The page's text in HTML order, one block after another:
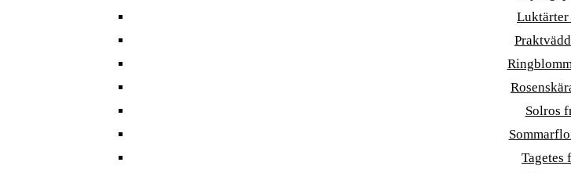
Solros
Tagetes